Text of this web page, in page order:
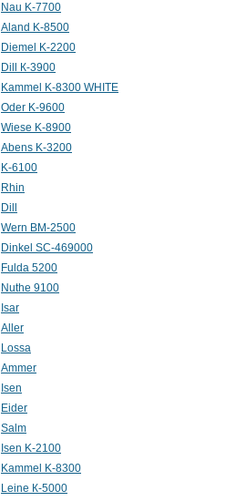
Nau K-7700
Aland K-8500
Diemel K-2200
Dill К-3900
Kammel K-8300 WHITE
Oder K-9600
Wiese K-8900
Abens K-3200
K-6100
Rhin
Dill
Wern BM-2500
Dinkel SC-469000
Fulda 5200
Nuthe 9100
Isar
Aller
Lossa
Ammer
Isen
Eider
Salm
Isen K-2100
Kammel K-8300
Leine К-5000